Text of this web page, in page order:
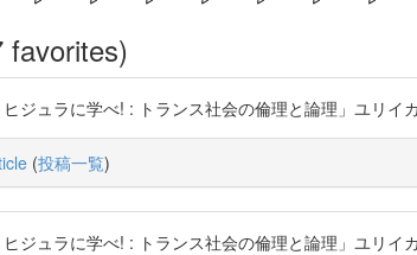
favorites)
ジュラに学べ! : トランス社会の倫理と論理」ユリ
(投稿一覧)
ジュラに学べ! : トランス社会の倫理と論理」ユリ